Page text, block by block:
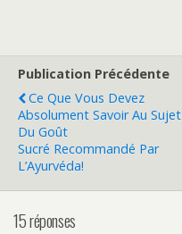
Publication Précédente
Ce Que Vous Devez
Absolument Savoir Au Sujet
Du Goût
Sucré Recommandé Par
L’Ayurvéda!
15 réponses